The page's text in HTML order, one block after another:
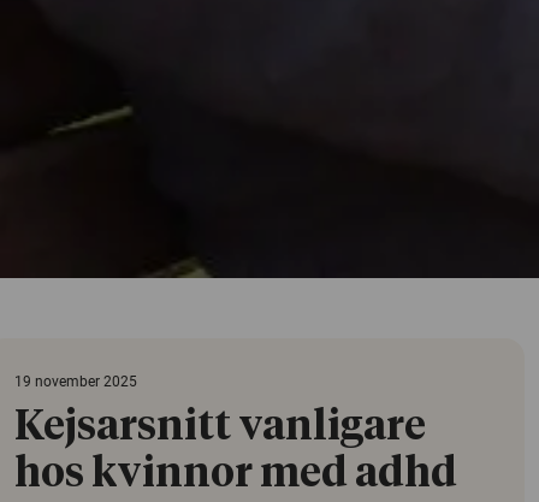
19 november 2025
Kejsarsnitt vanligare
hos kvinnor med adhd